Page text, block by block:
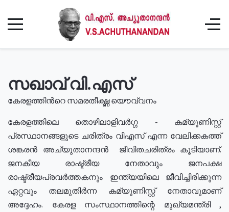
സഖാവ് വി.എസ്
കേരളത്തിൻറെ സമരതീക്ഷ്ണ യൌവ്വനം
കേരളത്തിലെ തൊഴിലാളിവർഗ്ഗ - കമ്യൂണിസ്റ്റ്
പ്രസ്ഥാനങ്ങളുടെ ചരിത്രം വിഎസ് എന്ന വേലിക്കകത്ത്
ശങ്കരൻ അച്യുതാനന്ദൻ ജീവിതചരിത്രം കൂടിയാണ്.
ജനകീയ രാഷ്ട്രീയ നേതാവും ജനപക്ഷ
രാഷ്ട്രീയപ്രവർത്തകനും ഇന്ത്യയിലെ ജീവിച്ചിരിക്കുന്ന
ഏറ്റവും തലമുതിർന്ന കമ്യൂണിസ്റ്റ് നേതാവുമാണ്
അദ്ദേഹം. കേരള സംസ്ഥാനത്തിന്റെ മുഖ്യമന്ത്രി ,